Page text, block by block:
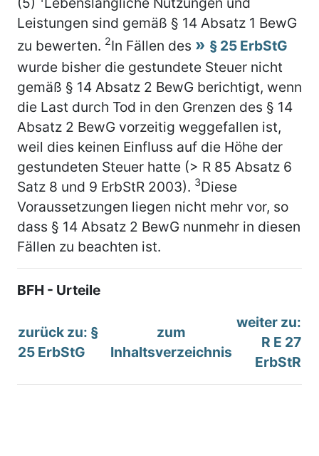
Leistungen sind gemäß § 14 Absatz 1 BewG
zu bewerten. 2In Fällen des
§ 25 ErbStG
wurde bisher die gestundete Steuer nicht
gemäß § 14 Absatz 2 BewG berichtigt, wenn
die Last durch Tod in den Grenzen des § 14
Absatz 2 BewG vorzeitig weggefallen ist,
weil dies keinen Einfluss auf die Höhe der
gestundeten Steuer hatte (> R 85 Absatz 6
Satz 8 und 9 ErbStR 2003). 3Diese
Voraussetzungen liegen nicht mehr vor, so
dass § 14 Absatz 2 BewG nunmehr in diesen
Fällen zu beachten ist.
BFH - Urteile
zurück zu: §
25 ErbStG
zum
Inhaltsverzeichnis
weiter zu:
R E 27
ErbStR